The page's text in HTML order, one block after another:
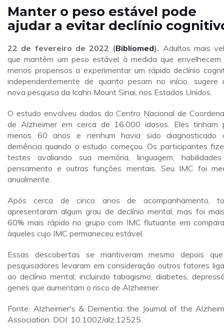
Manter o peso estável pode
ajudar a evitar declínio
22 de fevereiro de 2022 (Bibliomed). Adultos mais
que mantêm um peso estável à medida que envelhecem
menos propensos a experimentar um rápido declínio
independentemente de quanto pesam no início, sugere
nova pesquisa da Icahn Mount Sinai, nos Estados Unidos.
O estudo envolveu dados do Centro Nacional de
de Alzheimer em cerca de 16.000 idosos. Eles tinham
menos 60 anos e nenhum havia sido diagnosticado
demência quando o estudo começou. Os participantes
testes avaliando sua memória, linguagem,
pensamento e outras funções mentais. Seu IMC foi
anualmente.
Após cerca de cinco anos de acompanhamento,
apresentaram algum grau de declínio mental, mas foi
60% mais rápido no grupo com IMC flutuante em
àqueles cujo IMC permaneceu estável.
Essas descobertas se mantiveram mesmo depois
pesquisadores levaram em consideração outros fatores
ao declínio mental, incluindo tabagismo, diabetes,
genes que aumentam o risco de Alzheimer.
Fonte: Alzheimer's & Dementia: the Journal of the
Association. DOI: 10.1002/alz.12525.